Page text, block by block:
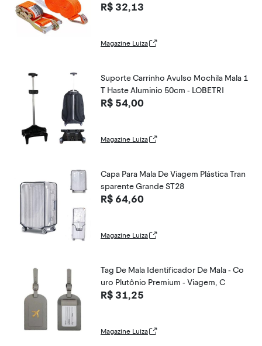
R$ 32,13
Magazine Luiza
Suporte Carrinho Avulso Mochila Mala 1
T Haste Aluminio 50cm - LOBETRI
R$ 54,00
Magazine Luiza
Capa Para Mala De Viagem Plástica Tran
sparente Grande ST28
R$ 64,60
Magazine Luiza
Tag De Mala Identificador De Mala - Co
uro Plutônio Premium - Viagem, C
R$ 31,25
Magazine Luiza